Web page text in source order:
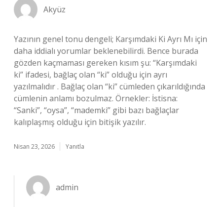
Akyüz
Yazının genel tonu dengeli; Karşımdaki Ki Ayrı Mı için
daha iddialı yorumlar beklenebilirdi. Bence burada
gözden kaçmaması gereken kısım şu: “Karşımdaki
ki” ifadesi, bağlaç olan “ki” olduğu için ayrı
yazılmalıdır . Bağlaç olan “ki” cümleden çıkarıldığında
cümlenin anlamı bozulmaz. Örnekler: İstisna:
“Sanki”, “oysa”, “mademki” gibi bazı bağlaçlar
kalıplaşmış olduğu için bitişik yazılır.
Nisan 23, 2026 Yanıtla
admin